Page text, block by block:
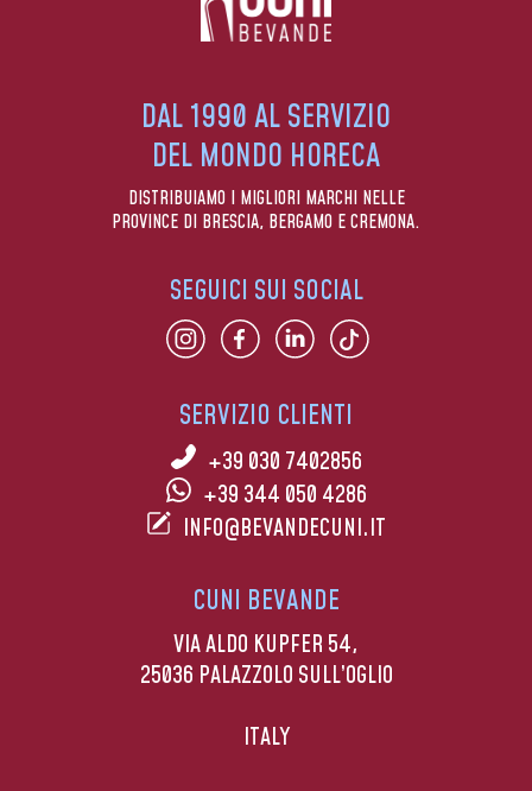
DAL 1990 AL SERVIZIO
DEL MONDO HORECA
DISTRIBUIAMO I MIGLIORI MARCHI NELLE
PROVINCE DI BRESCIA, BERGAMO E CREMONA.
SERVIZIO CLIENTI
+39 030 7402856
+39 344 050 4286
INFO@BEVANDECUNI.IT
CUNI BEVANDE
VIA ALDO KUPFER 54,
25036 PALAZZOLO SULL’OGLIO
ITALY
SEGUICI SUI SOCIAL